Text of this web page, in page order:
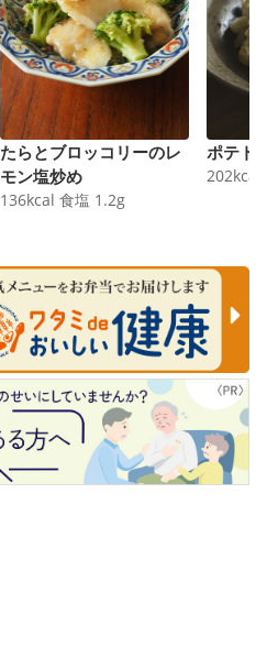
たらとブロッコリーのレ
モン塩炒め
136kcal 食塩 1.2g
ポテト
202kcal